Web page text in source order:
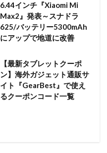
6.44インチ『Xiaomi Mi
Max2』発表～スナドラ
625/バッテリー5300mAh
にアップで地道に改善
【最新タブレットクーポ
ン】海外ガジェット通販サ
イト『GearBest』で使え
るクーポンコード一覧